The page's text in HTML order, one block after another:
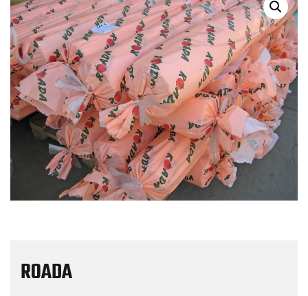
ROADA